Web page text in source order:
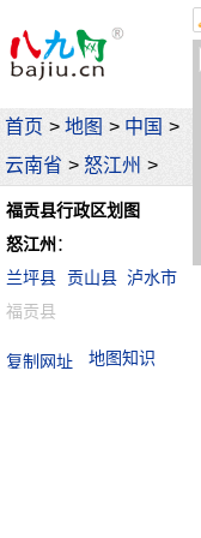
首页 > 地图 > 中国 >
云南省 > 怒江州 >
福贡县行政区划图
怒江州 ：
兰坪县 贡山县 泸水市
福贡县
地图知识